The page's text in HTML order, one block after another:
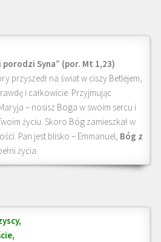
Syna” (por. Mt 1,23)
przyszedł na świat w ciszy Betlejem,
i całkowicie. Przyjmując
– nosisz Boga w swoim sercu i
życiu. Skoro Bóg zamieszkał w
Pan jest blisko – Emmanuel, Bóg z
życia.